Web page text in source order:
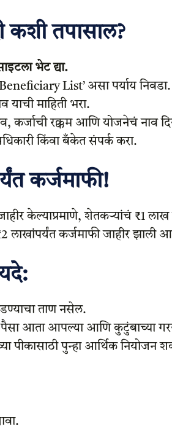
कशी तपासाल?
भेट द्या.
List’ असा पर्याय निवडा.
याची माहिती भरा.
कर्जाची रक्कम आणि योजनेचं नाव
किंवा बँकेत संपर्क करा.
कर्जमाफी!
केल्याप्रमाणे, शेतकऱ्यांचं ₹1
लाखांपर्यंत कर्जमाफी जाहीर झाली
ताण नसेल.
पैसा आता आपल्या आणि कुटुंबाच्या
पीकासाठी पुन्हा आर्थिक नियोजन